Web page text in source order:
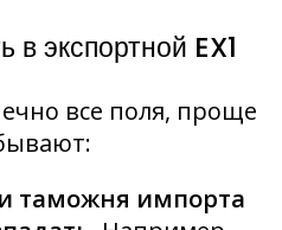
в экспортной EX1
все поля, проще
таможня импорта